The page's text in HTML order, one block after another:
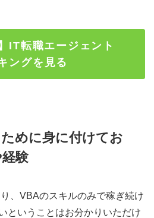
IT転職エージェント
ングを見る
めに身に付けてお
験
、 VBAのスキルのみで稼ぎ続け
ということはお分かりいただけ